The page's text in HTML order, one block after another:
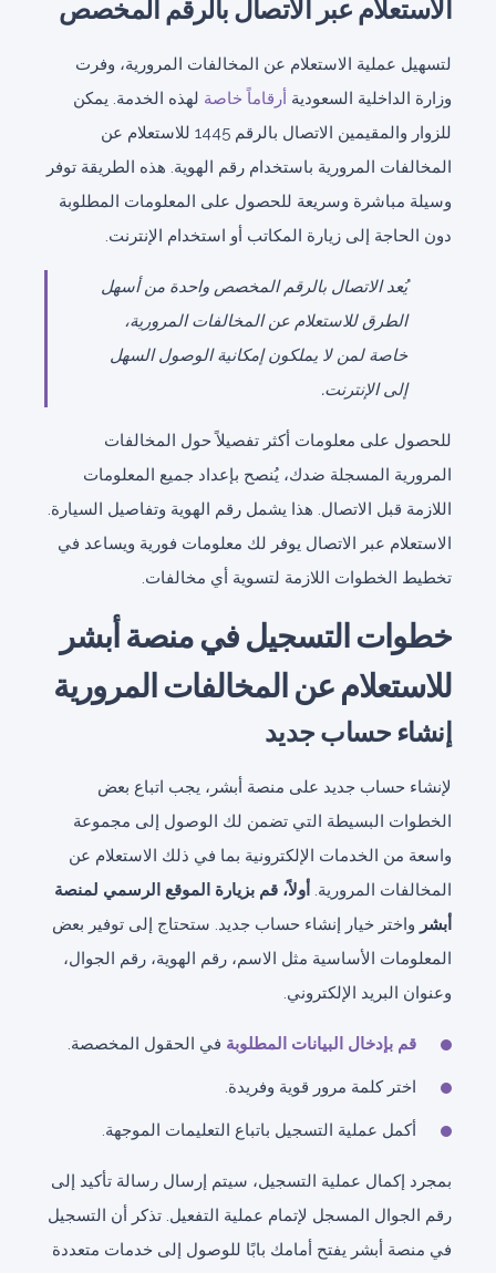
الاستعلام عبر الاتصال بالرقم المخصص
لتسهيل عملية الاستعلام عن المخالفات المرورية، وفرت
وزارة الداخلية السعودية أرقاماً خاصة لهذه الخدمة. يمكن
للزوار والمقيمين الاتصال بالرقم 1445 للاستعلام عن
المخالفات المرورية باستخدام رقم الهوية. هذه الطريقة توفر
وسيلة مباشرة وسريعة للحصول على المعلومات المطلوبة
دون الحاجة إلى زيارة المكاتب أو استخدام الإنترنت.
يُعد الاتصال بالرقم المخصص واحدة من أسهل
الطرق للاستعلام عن المخالفات المرورية،
خاصة لمن لا يملكون إمكانية الوصول السهل
إلى الإنترنت.
للحصول على معلومات أكثر تفصيلاً حول المخالفات
المرورية المسجلة ضدك، يُنصح بإعداد جميع المعلومات
اللازمة قبل الاتصال. هذا يشمل رقم الهوية وتفاصيل السيارة.
الاستعلام عبر الاتصال يوفر لك معلومات فورية ويساعد في
تخطيط الخطوات اللازمة لتسوية أي مخالفات.
خطوات التسجيل في منصة أبشر
للاستعلام عن المخالفات المرورية
إنشاء حساب جديد
لإنشاء حساب جديد على منصة أبشر، يجب اتباع بعض
الخطوات البسيطة التي تضمن لك الوصول إلى مجموعة
واسعة من الخدمات الإلكترونية بما في ذلك الاستعلام عن
المخالفات المرورية. أولاً، قم بزيارة الموقع الرسمي لمنصة
أبشر واختر خيار إنشاء حساب جديد. ستحتاج إلى توفير بعض
المعلومات الأساسية مثل الاسم، رقم الهوية، رقم الجوال،
وعنوان البريد الإلكتروني.
قم بإدخال البيانات المطلوبة في الحقول المخصصة.
اختر كلمة مرور قوية وفريدة.
أكمل عملية التسجيل باتباع التعليمات الموجهة.
بمجرد إكمال عملية التسجيل، سيتم إرسال رسالة تأكيد إلى
رقم الجوال المسجل لإتمام عملية التفعيل. تذكر أن التسجيل
في منصة أبشر يفتح أمامك بابًا للوصول إلى خدمات متعددة